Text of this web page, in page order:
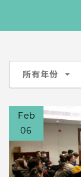
所有年份
Feb
06